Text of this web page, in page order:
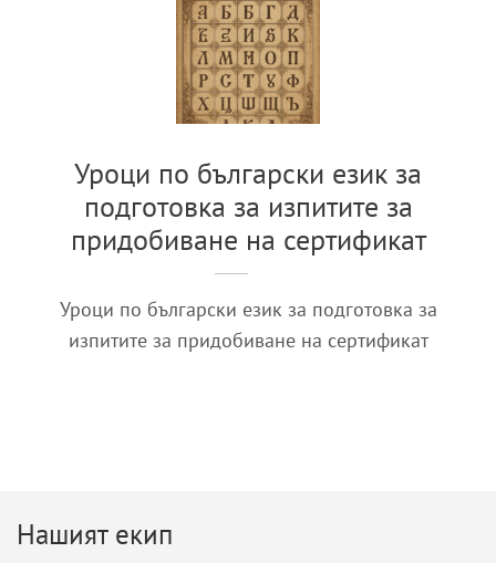
Уроци по български език за
подготовка за изпитите за
придобиване на сертификат
Уроци по български език за подготовка за
изпитите за придобиване на сертификат
Нашият екип